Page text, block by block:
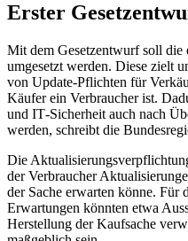
Erster
Mit dem Gesetzentwurf soll
umgesetzt werden. Diese zielt
von Update-Pflichten für
Käufer ein Verbraucher ist.
und IT-Sicherheit auch nach
werden, schreibt die
Die
der Verbraucher
der Sache erwarten könne. Für
Erwartungen könnten etwa
Herstellung der Kaufsache